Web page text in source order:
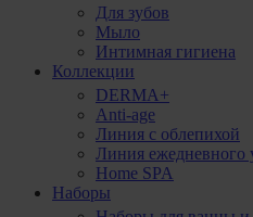
Для зубов
Мыло
Интимная гигиена
Коллекции
DERMA+
Anti-age
Линия с облепихой
Линия ежедневного
Home SPA
Наборы